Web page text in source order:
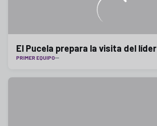
El Pucela prepara la visita del líder
PRIMER EQUIPO